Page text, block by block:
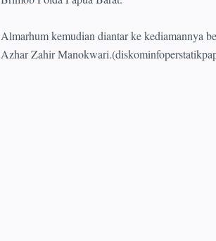
Almarhum kemudian diantar ke kediamannya
Azhar Zahir